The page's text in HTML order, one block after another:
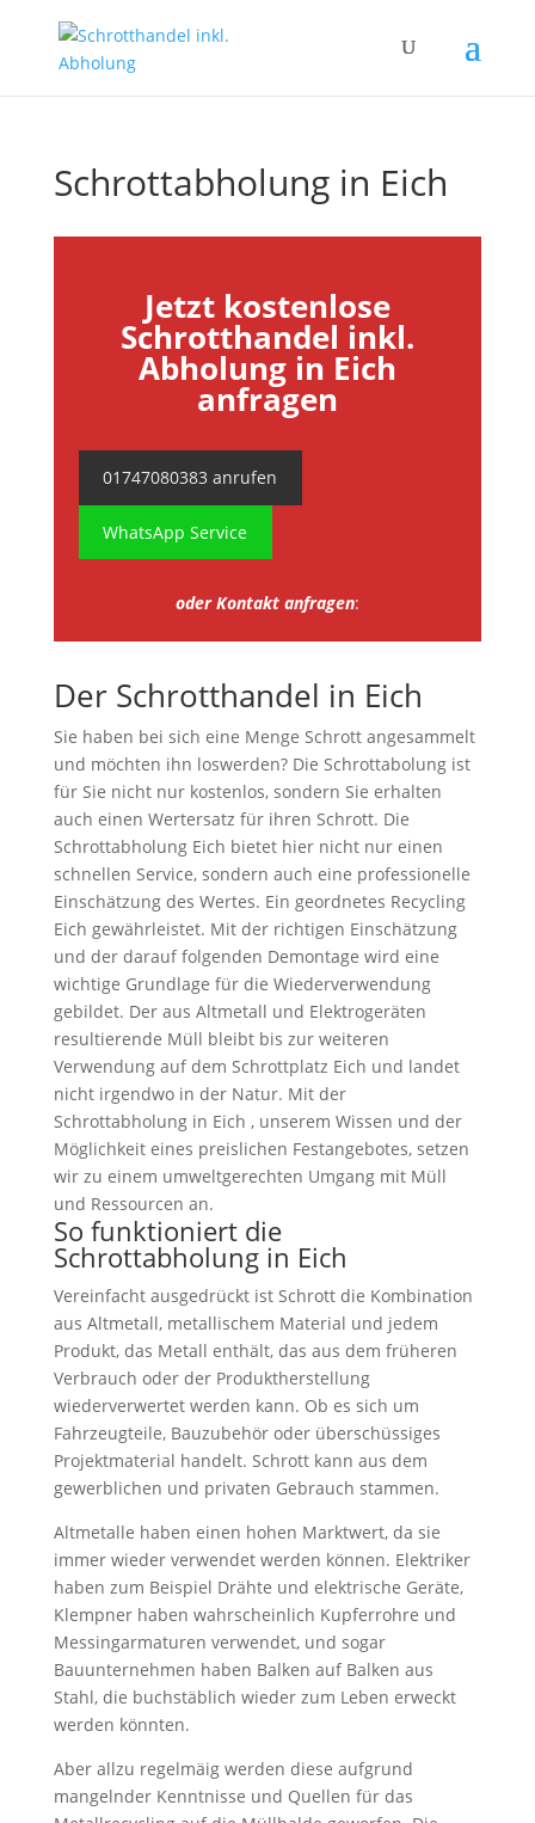
Schrottabholung in Eich
Jetzt kostenlose
Schrotthandel inkl.
Abholung in Eich
anfragen
01747080383 anrufen
WhatsApp Service
oder Kontakt anfragen:
Der Schrotthandel in Eich
Sie haben bei sich eine Menge Schrott angesammelt
und möchten ihn loswerden? Die Schrottabolung ist
für Sie nicht nur kostenlos, sondern Sie erhalten
auch einen Wertersatz für ihren Schrott. Die
Schrottabholung Eich bietet hier nicht nur einen
schnellen Service, sondern auch eine professionelle
Einschätzung des Wertes. Ein geordnetes Recycling
Eich gewährleistet. Mit der richtigen Einschätzung
und der darauf folgenden Demontage wird eine
wichtige Grundlage für die Wiederverwendung
gebildet. Der aus Altmetall und Elektrogeräten
resultierende Müll bleibt bis zur weiteren
Verwendung auf dem Schrottplatz Eich und landet
nicht irgendwo in der Natur. Mit der
Schrottabholung in Eich , unserem Wissen und der
Möglichkeit eines preislichen Festangebotes, setzen
wir zu einem umweltgerechten Umgang mit Müll
und Ressourcen an.
So funktioniert die
Schrottabholung in Eich
Vereinfacht ausgedrückt ist Schrott die Kombination
aus Altmetall, metallischem Material und jedem
Produkt, das Metall enthält, das aus dem früheren
Verbrauch oder der Produktherstellung
wiederverwertet werden kann. Ob es sich um
Fahrzeugteile, Bauzubehör oder überschüssiges
Projektmaterial handelt. Schrott kann aus dem
gewerblichen und privaten Gebrauch stammen.
Altmetalle haben einen hohen Marktwert, da sie
immer wieder verwendet werden können. Elektriker
haben zum Beispiel Drähte und elektrische Geräte,
Klempner haben wahrscheinlich Kupferrohre und
Messingarmaturen verwendet, und sogar
Bauunternehmen haben Balken auf Balken aus
Stahl, die buchstäblich wieder zum Leben erweckt
werden könnten.
Aber allzu regelmäig werden diese aufgrund
mangelnder Kenntnisse und Quellen für das